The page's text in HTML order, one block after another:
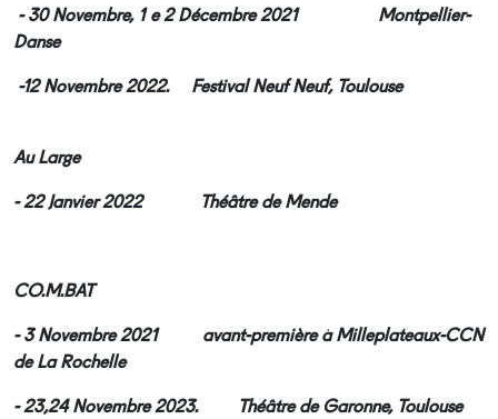
- 30 Novembre, 1 e 2 Décembre 2021 Montpellier-
Danse
-12 Novembre 2022. Festival Neuf Neuf, Toulouse
Au Large
- 22 Janvier 2022 Théâtre de Mende
CO.M.BAT
- 3 Novembre 2021 avant-première à Milleplateaux-CCN
de La Rochelle
- 23,24 Novembre 2023. Théâtre de Garonne, Toulouse